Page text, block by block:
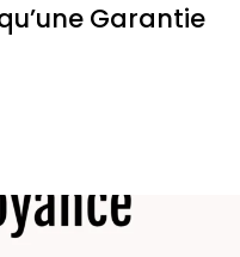
Garantie